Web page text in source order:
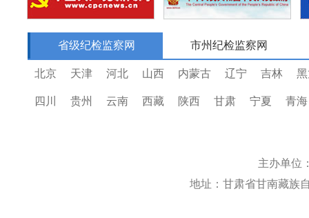
省级纪检监察网 市州纪检监察网
北京 天津 河北 山西 内蒙古 辽宁 吉林
四川 贵州 云南 西藏 陕西 甘肃 宁夏 青海
主办单位
地址：甘肃省甘南藏族